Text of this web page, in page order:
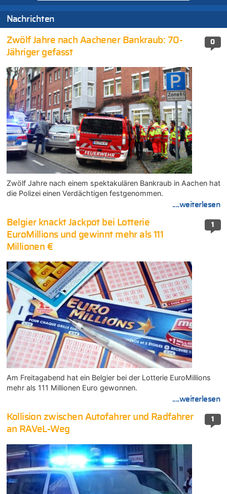
Nachrichten
0
Zwölf Jahre nach Aachener Bankraub: 70-
Jähriger gefasst
Zwölf Jahre nach einem spektakulären Bankraub in Aachen hat
die Polizei einen Verdächtigen festgenommen.
....weiterlesen
1
Belgier knackt Jackpot bei Lotterie
EuroMillions und gewinnt mehr als 111
Millionen €
Am Freitagabend hat ein Belgier bei der Lotterie EuroMillions
mehr als 111 Millionen Euro gewonnen.
....weiterlesen
1
Kollision zwischen Autofahrer und Radfahrer
an RAVeL-Weg